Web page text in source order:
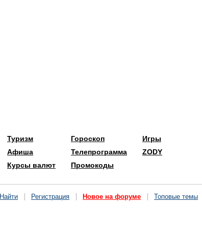
Туризм
Афиша
Курсы валют
Гороскоп
Телепрограмма
Промокоды
Игры
ZODY
Найти Регистрация Новое на форуме Топовые темы